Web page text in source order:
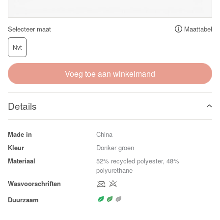
Selecteer maat Maattabel
Nvt
Voeg toe aan winkelmand
Details
Made in
China
Kleur
Donker groen
Materiaal
52% recycled polyester, 48%
polyurethane
Wasvoorschriften
Duurzaam